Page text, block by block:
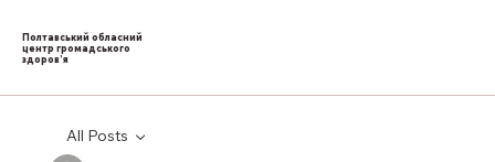
Полтавський обласний
центр громадського
здоров’я
All Posts